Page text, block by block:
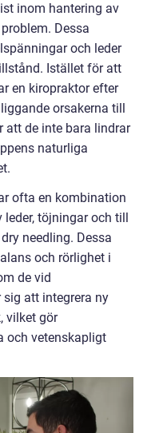
inom hantering av
Dessa
och leder
Istället för att
en kiropraktor efter
orsakerna till
att de inte bara lindrar
naturliga
ofta en kombination
töjningar och till
needling. Dessa
och rörlighet i
de vid
att integrera ny
vilket gör
och vetenskapligt